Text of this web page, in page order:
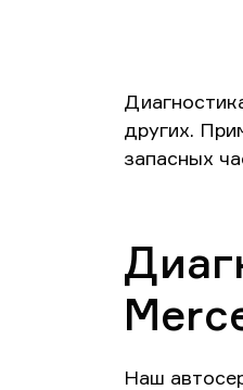
других.
запасных
Наш